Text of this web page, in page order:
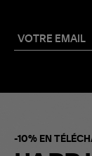
-10% EN